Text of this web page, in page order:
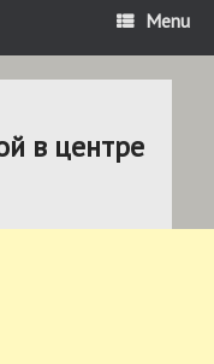
Menu
в центре